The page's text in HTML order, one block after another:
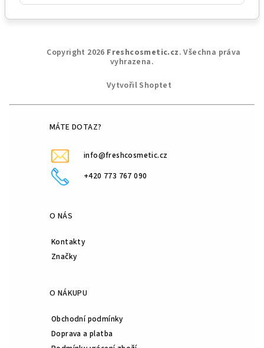
Copyright 2026 Freshcosmetic.cz. Všechna práva
vyhrazena.
Vytvořil Shoptet
MÁTE DOTAZ?
info@freshcosmetic.cz
+420 773 767 090
O NÁS
Kontakty
Značky
O NÁKUPU
Obchodní podmínky
Doprava a platba